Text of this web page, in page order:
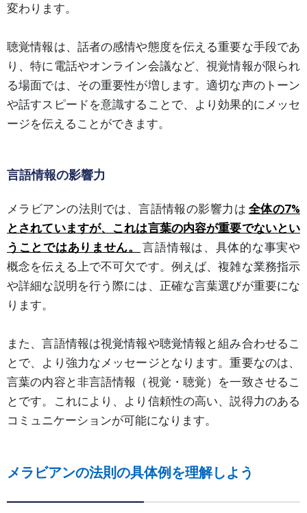
変わります。
聴覚情報は、話者の感情や態度を伝える重要な手段であ
り、特に電話やオンライン会議など、視覚情報が限られ
る場面では、その重要性が増します。適切な声のトーン
や話すスピードを意識することで、より効果的にメッセ
ージを伝えることができます。
言語情報の影響力
メラビアンの法則では、言語情報の影響力は 全体の7%
とされていますが、これは言葉の内容が重要でないとい
うことではありません。
言語情報は、具体的な事実や
概念を伝える上で不可欠です。例えば、複雑な業務指示
や詳細な説明を行う際には、正確な言葉選びが重要にな
ります。
また、言語情報は視覚情報や聴覚情報と組み合わせるこ
とで、より強力なメッセージとなります。重要なのは、
言葉の内容と非言語情報（視覚・聴覚）を一致させるこ
とです。これにより、より信頼性の高い、説得力のある
コミュニケーションが可能になります。
メラビアンの法則の具体例を理解しよう